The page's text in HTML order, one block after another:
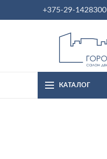
+375-29-1428300
КАТАЛОГ